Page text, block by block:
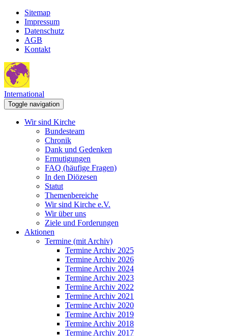
Sitemap
Impressum
Datenschutz
AGB
Kontakt
International
Toggle navigation
Wir sind Kirche
Bundesteam
Chronik
Dank und Gedenken
Ermutigungen
FAQ (häufige Fragen)
In den Diözesen
Statut
Themenbereiche
Wir sind Kirche e.V.
Wir über uns
Ziele und Forderungen
Aktionen
Termine (mit Archiv)
Termine Archiv 2025
Termine Archiv 2026
Termine Archiv 2024
Termine Archiv 2023
Termine Archiv 2022
Termine Archiv 2021
Termine Archiv 2020
Termine Archiv 2019
Termine Archiv 2018
Termine Archiv 2017